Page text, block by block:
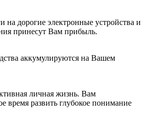
на дорогие электронные устройства и
принесут Вам прибыль.
аккумулируются на Вашем
личная жизнь. Вам
время развить глубокое понимание